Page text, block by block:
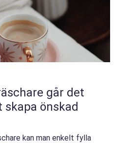
går det
önskad
kan man enkelt fylla